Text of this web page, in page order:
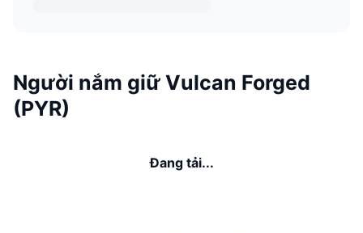
Người nắm giữ Vulcan Forged
(PYR)
Đang tải...